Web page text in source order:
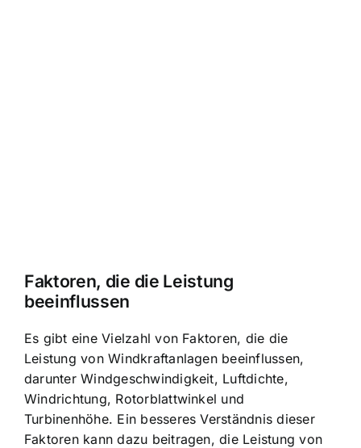
Faktoren, die die Leistung
beeinflussen
Es gibt eine Vielzahl von Faktoren, die die
Leistung von Windkraftanlagen beeinflussen,
darunter Windgeschwindigkeit, Luftdichte,
Windrichtung, Rotorblattwinkel und
Turbinenhöhe. Ein besseres Verständnis dieser
Faktoren kann dazu beitragen, die Leistung von